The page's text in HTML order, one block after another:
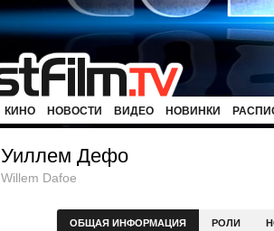
КИНО НОВОСТИ ВИДЕО НОВИНКИ
Уиллем Дефо
Willem Dafoe
ОБЩАЯ ИНФОРМАЦИЯ РОЛИ